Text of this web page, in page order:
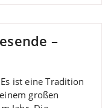
–
Es ist eine Tradition
großen